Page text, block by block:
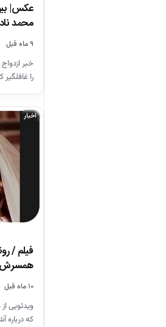
عکس|
محمد
۹ ماه قبل
خبر
را غافلگیر
اخبار
فیلم /
همسرش
۱۰ ماه قبل
ویدئویی
که